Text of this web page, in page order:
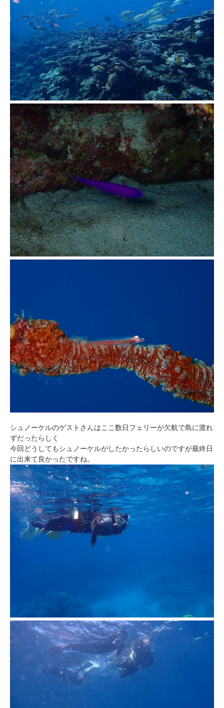
シュノーケルのゲストさんはここ数日フェリーが欠航で島に渡れ
ずだったらしく
今回どうしてもシュノーケルがしたかったらしいのですが最終日
に出来て良かったですね。